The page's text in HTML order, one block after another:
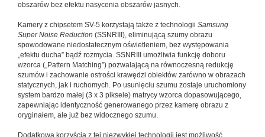
obszarów bez efektu nasycenia obszarów jasnych.
Kamery z chipsetem SV-5 korzystają także z technologii Samsung
Super Noise Reduction (SSNRIII), eliminującą szumy obrazu
spowodowane niedostatecznym oświetleniem, bez występowania
„efektu ducha” bądź rozmycia. SSNRIII umożliwia funkcję doboru
wzorca („Pattern Matching”) pozwalającą na równoczesną redukcję
szumów i zachowanie ostrości krawędzi obiektów zarówno w obrazach
statycznych, jak i ruchomych. Po usunięciu szumu zostaje uruchomiony
system bardzo małej (3 x 3 piksele) matrycy wzorca dopasowującego,
zapewniając identyczność generowanego przez kamerę obrazu z
oryginałem, ale już bez widocznego szumu.